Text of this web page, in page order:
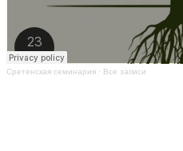
Сретенская семинария · Все записи